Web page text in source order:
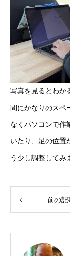
写真を見るとわか
間にかなりのスペ
なくパソコンで作
いたり、足の位置
う少し調整してみ
前の記